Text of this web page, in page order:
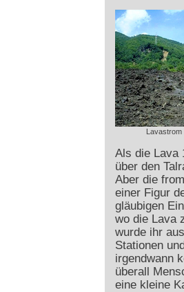
Lavastrom
Als die Lava
über den
Aber die
einer Figur
gläubigen
wo die Lava
wurde ihr
Stationen
irgendwann
überall
eine kleine